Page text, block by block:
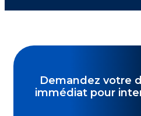
Demandez votre
immédiat pour